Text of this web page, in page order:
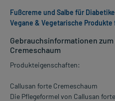
Gebrauchsinformationen
Cremeschaum
Produkteigenschaften:
Callusan forte Cremeschaum
Die Pflegeformel von Callusan
Fußcreme und Salbe für
Vegane & Vegetarische Produkte